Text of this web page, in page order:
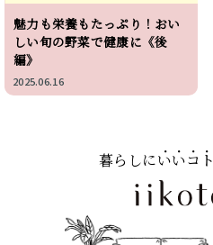
魅力も栄養もたっぷり！おい
しい旬の野菜で健康に《後
編》
2025.06.16
暮らしにいいコト